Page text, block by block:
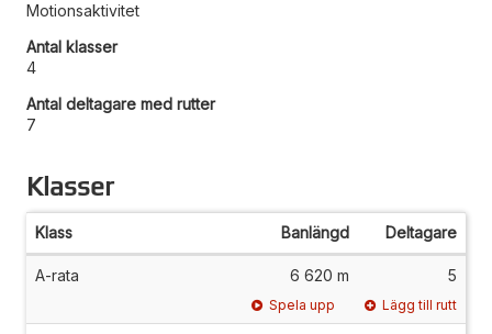
Motionsaktivitet
Antal klasser
4
Antal deltagare med rutter
7
Klasser
Klass Banlängd Deltagare
A-rata 6 620 m 5
Spela upp Lägg till rutt